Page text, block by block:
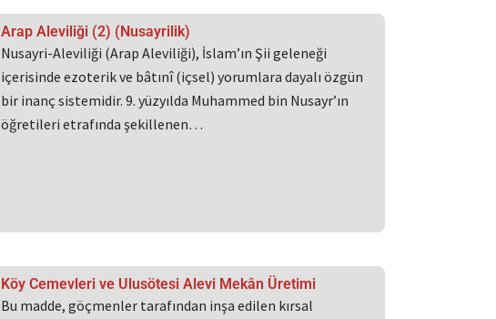
Arap Aleviliği (2) (Nusayrilik)
Nusayri-Aleviliği (Arap Aleviliği), İslam’ın Şii geleneği
içerisinde ezoterik ve bâtınî (içsel) yorumlara dayalı özgün
bir inanç sistemidir. 9. yüzyılda Muhammed bin Nusayr’ın
öğretileri etrafında şekillenen…
Köy Cemevleri ve Ulusötesi Alevi Mekân Üretimi
Bu madde, göçmenler tarafından inşa edilen kırsal